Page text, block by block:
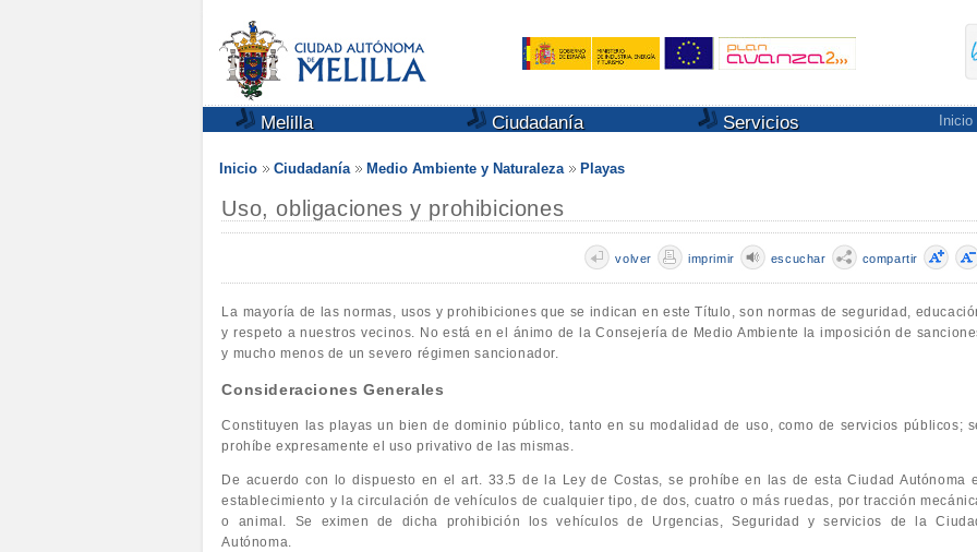
Melilla Ciudadanía Servicios Inicio
Inicio Ciudadanía Medio Ambiente y Naturaleza Playas
Uso, obligaciones y prohibiciones
compartir
escuchar
imprimir
volver
La mayoría de las normas, usos y prohibiciones que se indican en este Título, son normas de seguridad,
y respeto a nuestros vecinos. No está en el ánimo de la Consejería de Medio Ambiente la imposición de
y mucho menos de un severo régimen sancionador.
Consideraciones Generales
Constituyen las playas un bien de dominio público, tanto en su modalidad de uso, como de servicios públicos;
prohíbe expresamente el uso privativo de las mismas.
De acuerdo con lo dispuesto en el art. 33.5 de la Ley de Costas, se prohíbe en las de esta Ciudad Autónoma
establecimiento y la circulación de vehículos de cualquier tipo, de dos, cuatro o más ruedas, por tracción
o animal. Se eximen de dicha prohibición los vehículos de Urgencias, Seguridad y servicios de la
Autónoma.